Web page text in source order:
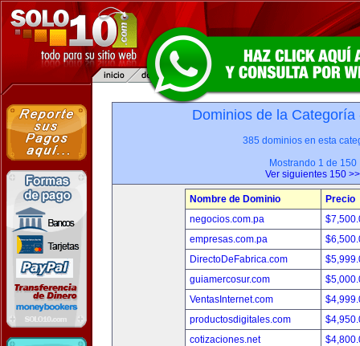
Dominios de la
385 dominios en esta
Mostrando 1 de 150
Ver siguientes 150 >>
Nombre de Dominio
Precio
negocios.com.pa
empresas.com.pa
DirectoDeFabrica.com
guiamercosur.com
VentasInternet.com
productosdigitales.com
cotizaciones.net